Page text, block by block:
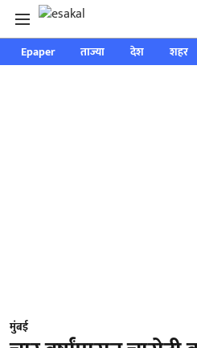
Epaper ताज्या देश शहर
मुंबई